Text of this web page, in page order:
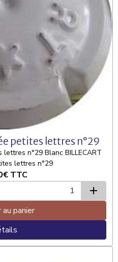
petites lettres n°29
lettres n°29 Blanc BILLECART
lettres n°29
TTC
panier